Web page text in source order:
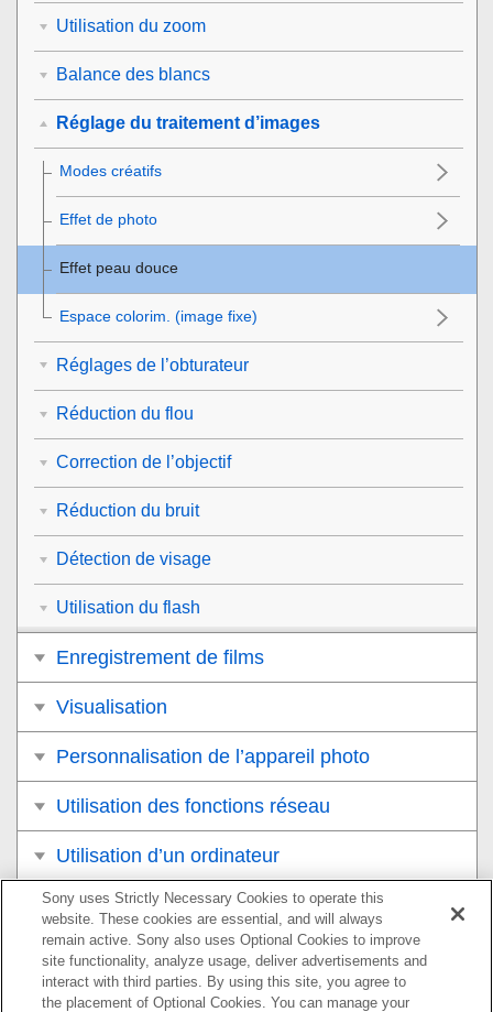
Utilisation du zoom
Balance des blancs
Réglage du traitement d’images
Modes créatifs
Effet de photo
Effet peau douce
Espace colorim. (image fixe)
Réglages de l’obturateur
Réduction du flou
Correction de l’objectif
Réduction du bruit
Détection de visage
Utilisation du flash
Enregistrement de films
Visualisation
Personnalisation de l’appareil photo
Utilisation des fonctions réseau
Utilisation d’un ordinateur
Liste des éléments du MENU
Précautions/Le produit
Si vous avez des problèmes
Sony uses Strictly Necessary Cookies to operate this
website. These cookies are essential, and will always
remain active. Sony also uses Optional Cookies to improve
site functionality, analyze usage, deliver advertisements and
interact with third parties. By using this site, you agree to
the placement of Optional Cookies. You can manage your